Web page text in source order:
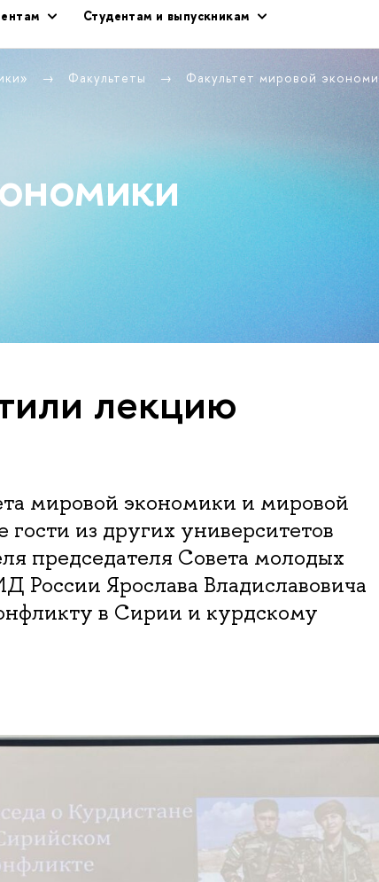
Студентам и выпускникам
Факультеты
Факультет мировой
лекцию
мировой экономики и мировой
из других университетов
председателя Совета молодых
России Ярослава Владиславовича
в Сирии и курдскому